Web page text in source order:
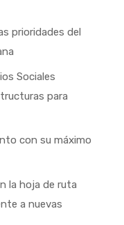
prioridades del
Sociales
para
con su máximo
la hoja de ruta
a nuevas